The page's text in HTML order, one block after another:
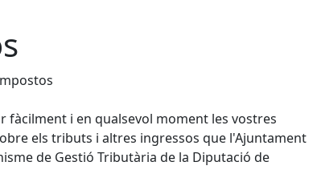
fàcilment i en qualsevol moment les vostres
els tributs i altres ingressos que l'Ajuntament
de Gestió Tributària de la Diputació de